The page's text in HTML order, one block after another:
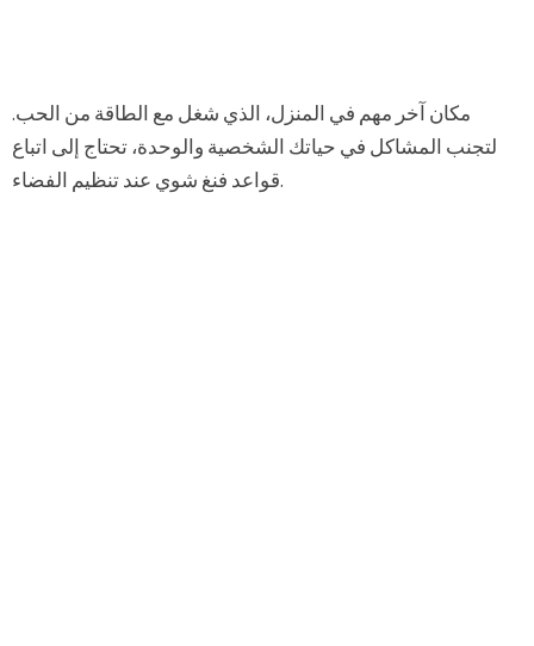
مكان آخر مهم في المنزل، الذي شغل مع الطاقة من الحب.
لتجنب المشاكل في حياتك الشخصية والوحدة، تحتاج إلى اتباع
قواعد فنغ شوي عند تنظيم الفضاء.